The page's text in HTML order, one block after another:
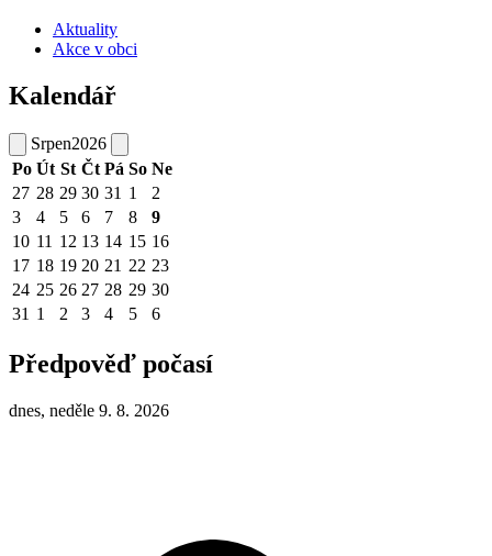
Aktuality
Akce v obci
Kalendář
Srpen2026
Po Út St Čt Pá So Ne
27 28 29 30 31 1
2
3
4 5 6 7 8
9
10 11 12 13 14 15 16
17 18 19 20 21 22 23
24 25 26 27 28 29 30
31 1 2 3 4 5 6
Předpověď počasí
dnes, neděle 9. 8. 2026